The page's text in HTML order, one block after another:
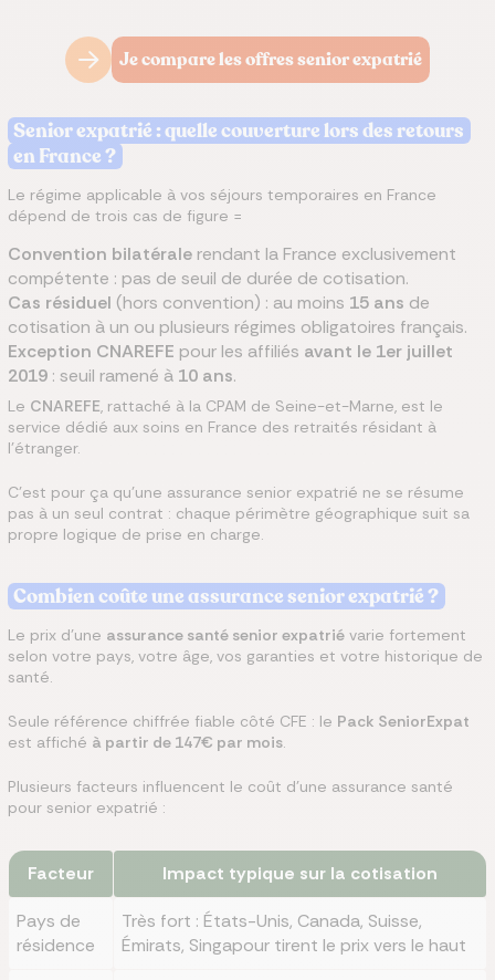
Je compare les offres senior expatrié
Senior expatrié : quelle couverture lors des retours
en France ?
Le régime applicable à vos séjours temporaires en France
dépend de trois cas de figure =
Convention bilatérale rendant la France exclusivement
compétente : pas de seuil de durée de cotisation.
Cas résiduel (hors convention) : au moins 15 ans de
cotisation à un ou plusieurs régimes obligatoires français.
Exception CNAREFE pour les affiliés avant le 1er juillet
2019 : seuil ramené à 10 ans.
Le CNAREFE, rattaché à la CPAM de Seine-et-Marne, est le
service dédié aux soins en France des retraités résidant à
l'étranger.
C'est pour ça qu'une assurance senior expatrié ne se résume
pas à un seul contrat : chaque périmètre géographique suit sa
propre logique de prise en charge.
Combien coûte une assurance senior expatrié ?
Le prix d'une assurance santé senior expatrié varie fortement
selon votre pays, votre âge, vos garanties et votre historique de
santé.
Seule référence chiffrée fiable côté CFE : le Pack SeniorExpat
est affiché à partir de 147€ par mois.
Plusieurs facteurs influencent le coût d'une assurance santé
pour senior expatrié :
Facteur Impact typique sur la cotisation
Pays de
résidence
Très fort : États-Unis, Canada, Suisse,
Émirats, Singapour tirent le prix vers le haut